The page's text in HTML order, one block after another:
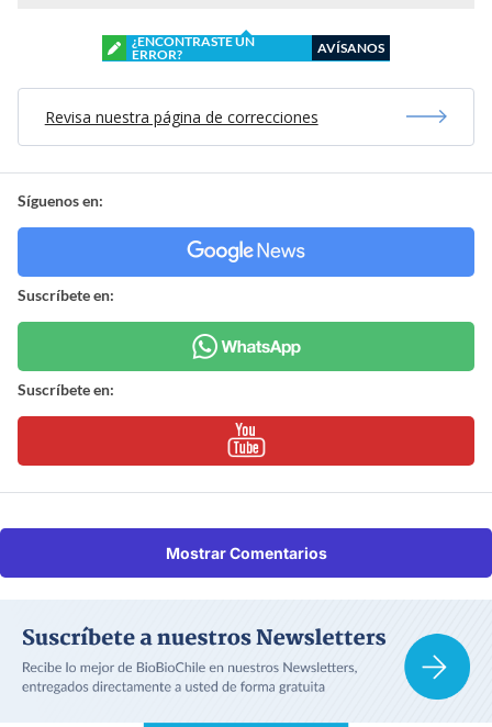
¿ENCONTRASTE UN
ERROR?
AVÍSANOS
Revisa nuestra página de correcciones
Síguenos en:
Suscríbete en:
Suscríbete en:
Mostrar Comentarios